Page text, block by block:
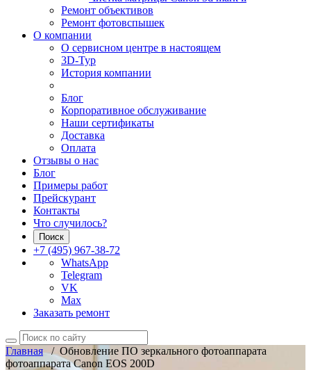
Ремонт объективов
Ремонт фотовспышек
О компании
О сервисном центре в настоящем
3D-Тур
История компании
Блог
Корпоративное обслуживание
Наши сертификаты
Доставка
Оплата
Отзывы о нас
Блог
Примеры работ
Прейскурант
Контакты
Что случилось?
Поиск
+7 (495) 967-38-72
WhatsApp
Telegram
VK
Max
Заказать ремонт
Главная/ Обновление ПО зеркального фотоаппарата
фотоаппарата Canon EOS 200D